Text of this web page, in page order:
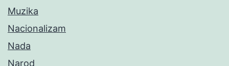
Muzika
Nacionalizam
Nada
Narod